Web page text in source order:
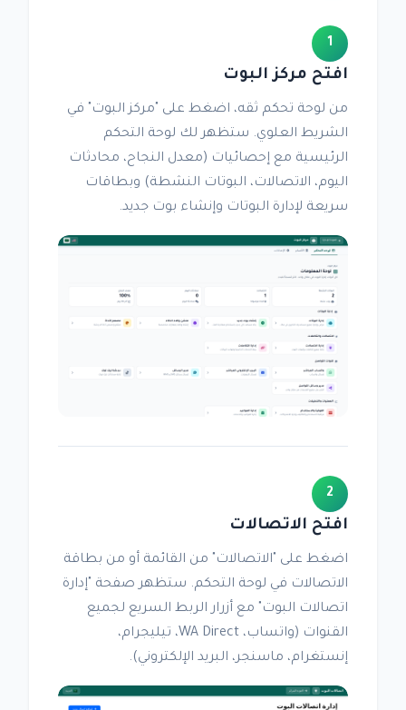
1
افتح مركز البوت
من لوحة تحكم ثقه، اضغط على "مركز البوت" في
الشريط العلوي. ستظهر لك لوحة التحكم
الرئيسية مع إحصائيات (معدل النجاح، محادثات
اليوم، الاتصالات، البوتات النشطة) وبطاقات
سريعة لإدارة البوتات وإنشاء بوت جديد.
2
افتح الاتصالات
اضغط على "الاتصالات" من القائمة أو من بطاقة
الاتصالات في لوحة التحكم. ستظهر صفحة "إدارة
اتصالات البوت" مع أزرار الربط السريع لجميع
القنوات (واتساب، WA Direct، تيليجرام،
إنستغرام، ماسنجر، البريد الإلكتروني).